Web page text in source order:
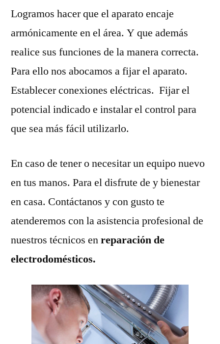
Logramos hacer que el aparato encaje
armónicamente en el área. Y que además
realice sus funciones de la manera correcta.
Para ello nos abocamos a fijar el aparato.
Establecer conexiones eléctricas. Fijar el
potencial indicado e instalar el control para
que sea más fácil utilizarlo.
En caso de tener o necesitar un equipo nuevo
en tus manos. Para el disfrute de y bienestar
en casa. Contáctanos y con gusto te
atenderemos con la asistencia profesional de
nuestros técnicos enreparación de
electrodomésticos.